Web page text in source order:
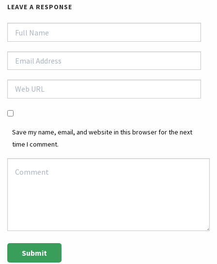
LEAVE A RESPONSE
Save my name, email, and website in this browser for the next
time I comment.